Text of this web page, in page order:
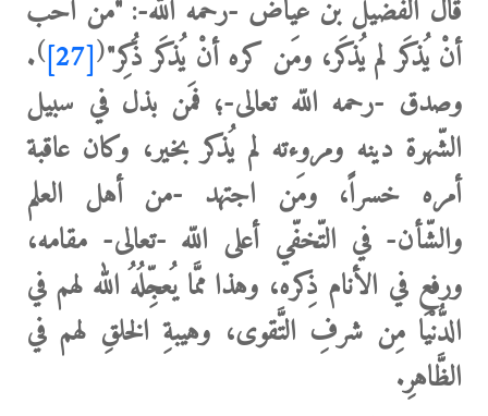
قال الفضيل بن عياض -رحمه الله-: "مَن أحبّ
أنْ يُذكَر لم يُذكَر، ومَن كره أنْ يُذكَر ذُكِر"(
[27]
)
.
وصدق -رحمه اللّه تعالى-؛ فمَن بذل في سبيل
الشّهرة دينه ومروءته لم يُذكر بخير، وكان عاقبة
أمره خسراً، ومَن اجتهد -من أهل العلم
والشّأن- في التّخفّي أعلى اللّه -تعالى- مقامه،
ورفع في الأنام ذِكره، وهذا ممَّا يُعجِّلُهُ الله لهم في
الدُّنْيَا مِن شرفِ التَّقوى، وهيبةِ الخلقِ لهم في
الظَّاهرِ.